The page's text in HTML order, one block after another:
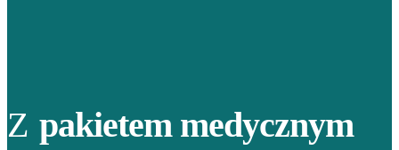
Z pakietem medycznym